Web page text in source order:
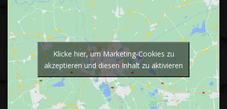
Klicke hier, um Marketing-Cookies zu
akzeptieren und diesen Inhalt zu aktivieren